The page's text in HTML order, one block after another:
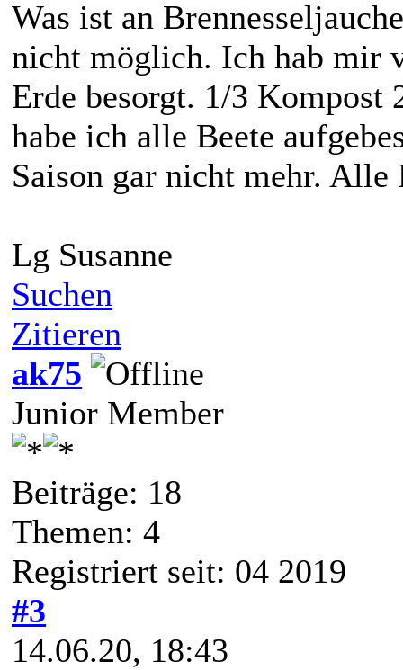
Was ist an
nicht möglich. Ich hab mir
Erde besorgt. 1/3 Kompost
habe ich alle Beete
Saison gar nicht mehr. Alle
Lg Susanne
Suchen
Zitieren
ak75
Junior Member
Beiträge: 18
Themen: 4
Registriert seit: 04 2019
#3
14.06.20, 18:43